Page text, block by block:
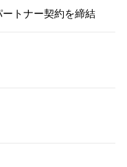
ートナー契約を締結